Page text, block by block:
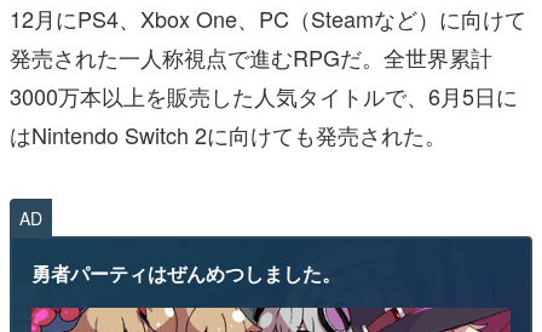
12月にPS4、Xbox One、PC（Steamなど）に向けて
発売された一人称視点で進むRPGだ。全世界累計
3000万本以上を販売した人気タイトルで、6月5日に
はNintendo Switch 2に向けても発売された。
AD
勇者パーティはぜんめつしました。